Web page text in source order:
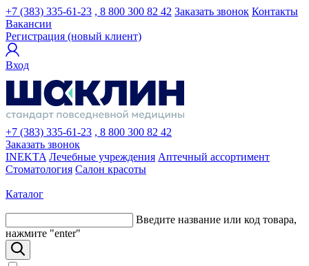
+7 (383) 335-61-23 , 8 800 300 82 42 Заказать звонок Контакты
Вакансии
Регистрация (новый клиент)
Вход
+7 (383) 335-61-23 , 8 800 300 82 42
Заказать звонок
INEKTA Лечебные учреждения Аптечный ассортимент
Стоматология Салон красоты
Каталог
Введите название или код товара,
нажмите "enter"